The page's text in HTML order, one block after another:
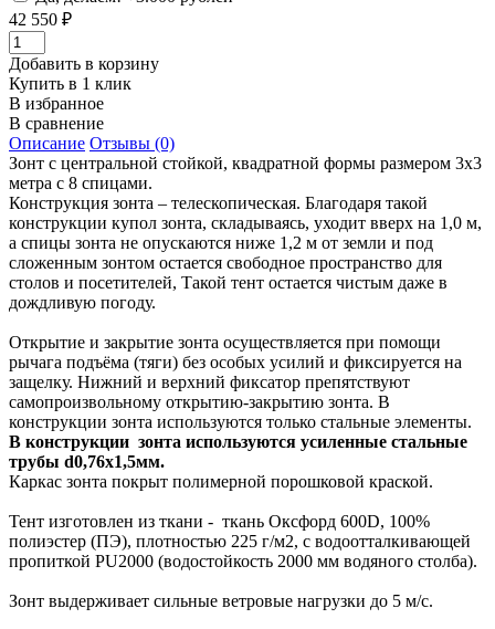
42 550 ₽
Добавить в корзину
Купить в 1 клик
В избранное
В сравнение
Описание Отзывы (0)
Зонт с центральной стойкой, квадратной формы размером 3х3
метра с 8 спицами.
Конструкция зонта – телескопическая. Благодаря такой
конструкции купол зонта, складываясь, уходит вверх на 1,0 м,
а спицы зонта не опускаются ниже 1,2 м от земли и под
сложенным зонтом остается свободное пространство для
столов и посетителей, Такой тент остается чистым даже в
дождливую погоду.
Открытие и закрытие зонта осуществляется при помощи
рычага подъёма (тяги) без особых усилий и фиксируется на
защелку. Нижний и верхний фиксатор препятствуют
самопроизвольному открытию-закрытию зонта. В
конструкции зонта используются только стальные элементы.
В конструкции зонта используются усиленные стальные
трубы d0,76х1,5мм.
Каркас зонта покрыт полимерной порошковой краской.
Тент изготовлен из ткани - ткань Оксфорд 600D, 100%
полиэстер (ПЭ), плотностью 225 г/м2, с водоотталкивающей
пропиткой PU2000 (водостойкость 2000 мм водяного столба).
Зонт выдерживает сильные ветровые нагрузки до 5 м/с.